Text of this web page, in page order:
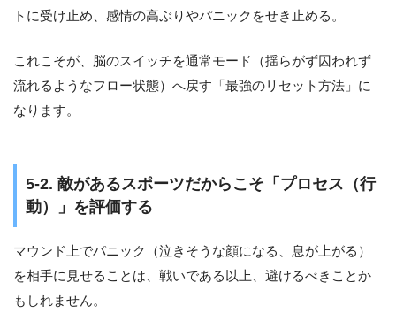
トに受け止め、感情の高ぶりやパニックをせき止める。
これこそが、脳のスイッチを通常モード（揺らがず囚われず
流れるようなフロー状態）へ戻す「最強のリセット方法」に
なります。
5-2. 敵があるスポーツだからこそ「プロセス（行
動）」を評価する
マウンド上でパニック（泣きそうな顔になる、息が上がる）
を相手に見せることは、戦いである以上、避けるべきことか
もしれません。